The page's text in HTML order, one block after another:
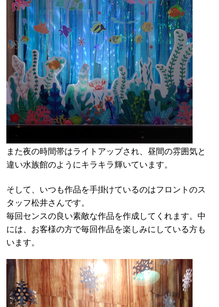
また夜の時間帯はライトアップされ、昼間の雰囲気と
違い水族館のようにキラキラ輝いています。
そして、いつも作品を手掛けているのはフロントのス
タッフ松井さんです。
毎回センスの良い素敵な作品を作成してくれます。中
には、お客様の方で毎回作品を楽しみにしている方も
います。